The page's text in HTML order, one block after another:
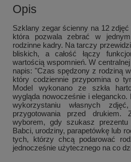
Opis
Szklany zegar ścienny na 12
która pozwala zebrać w
rodzinne kadry. Na tarczy
bliskich, a całość łączy
wartością wspomnień. W
napis: "Czas spędzony z rodziną
który codziennie przypomina o
Model wykonano ze szkła
wygląda nowocześnie i elegancko.
wykorzystaniu własnych
przygotowania przed drukiem.
wyborem, gdy szukasz
Babci, urodziny, parapetówkę lub
tych, którzy chcą podarować
jednocześnie użytecznego na co